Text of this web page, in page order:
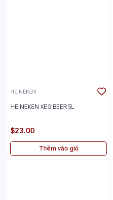
HEINEKEN
HEINEKEN KEG BEER 5L
$23.00
Thêm vào giỏ